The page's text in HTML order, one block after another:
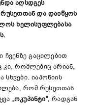
აღსდგეს
რუსეთთან და დაიწყოს
ხელისუფლებასა
.
გაცილებით
კი, რომლებიც არიან,
იაპონიის
რომ რუსეთთან
„ოკუპანტი“, რადგან